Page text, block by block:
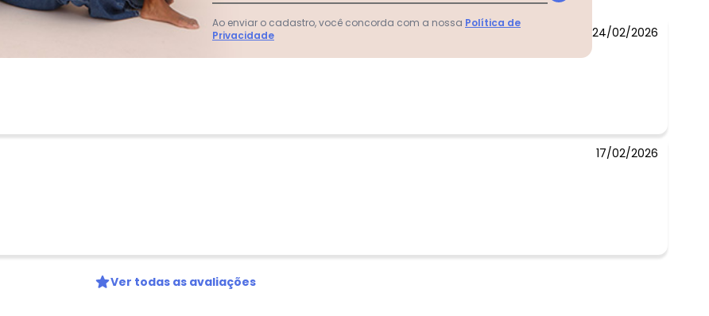
24/02/2026
17/02/2026
Ver todas as avaliações
Ao enviar o cadastro, você concorda com a nossa Política de
Privacidade